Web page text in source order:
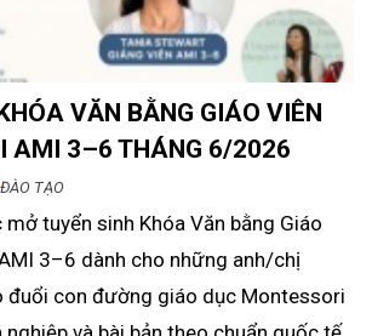
VĂN BẰNG GIÁO VIÊN
AMI 3–6 THÁNG 6/2026
ĐÀO TẠO
tuyển sinh Khóa Văn bằng Giáo
3–6 dành cho những anh/chị
đuổi con đường giáo dục Montessori